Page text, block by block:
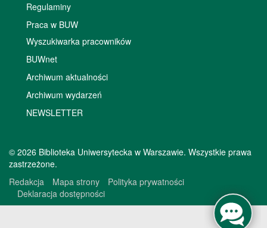
Regulaminy
Praca w BUW
Wyszukiwarka pracowników
BUWnet
Archiwum aktualności
Archiwum wydarzeń
NEWSLETTER
© 2026 Biblioteka Uniwersytecka w Warszawie. Wszystkie prawa
zastrzeżone.
Redakcja
Mapa strony
Polityka prywatności
Deklaracja dostępności